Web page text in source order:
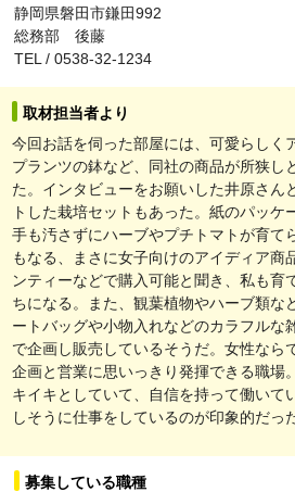
静岡県磐田市鎌田992
総務部 後藤
TEL / 0538-32-1234
取材担当者より
今回お話を伺った部屋には、可愛らしく
プランツの鉢など、同社の商品が所狭し
た。インタビューをお願いした井原さん
トした栽培セットもあった。紙のパッケ
手も汚さずにハーブやプチトマトが育て
もなる、まさに女子向けのアイディア商
ンティーなどで購入可能と聞き、私も育
ちになる。また、観葉植物やハーブ類な
ートバッグや小物入れなどのカラフルな
で企画し販売しているそうだ。女性なら
企画と営業に思いっきり発揮できる職場
キイキとしていて、自信を持って働いて
しそうに仕事をしているのが印象的だっ
募集している職種